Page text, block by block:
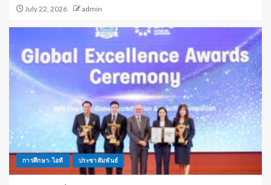
July 22, 2026 admin
การศึกษา-ไอที ประชาสัมพันธ์